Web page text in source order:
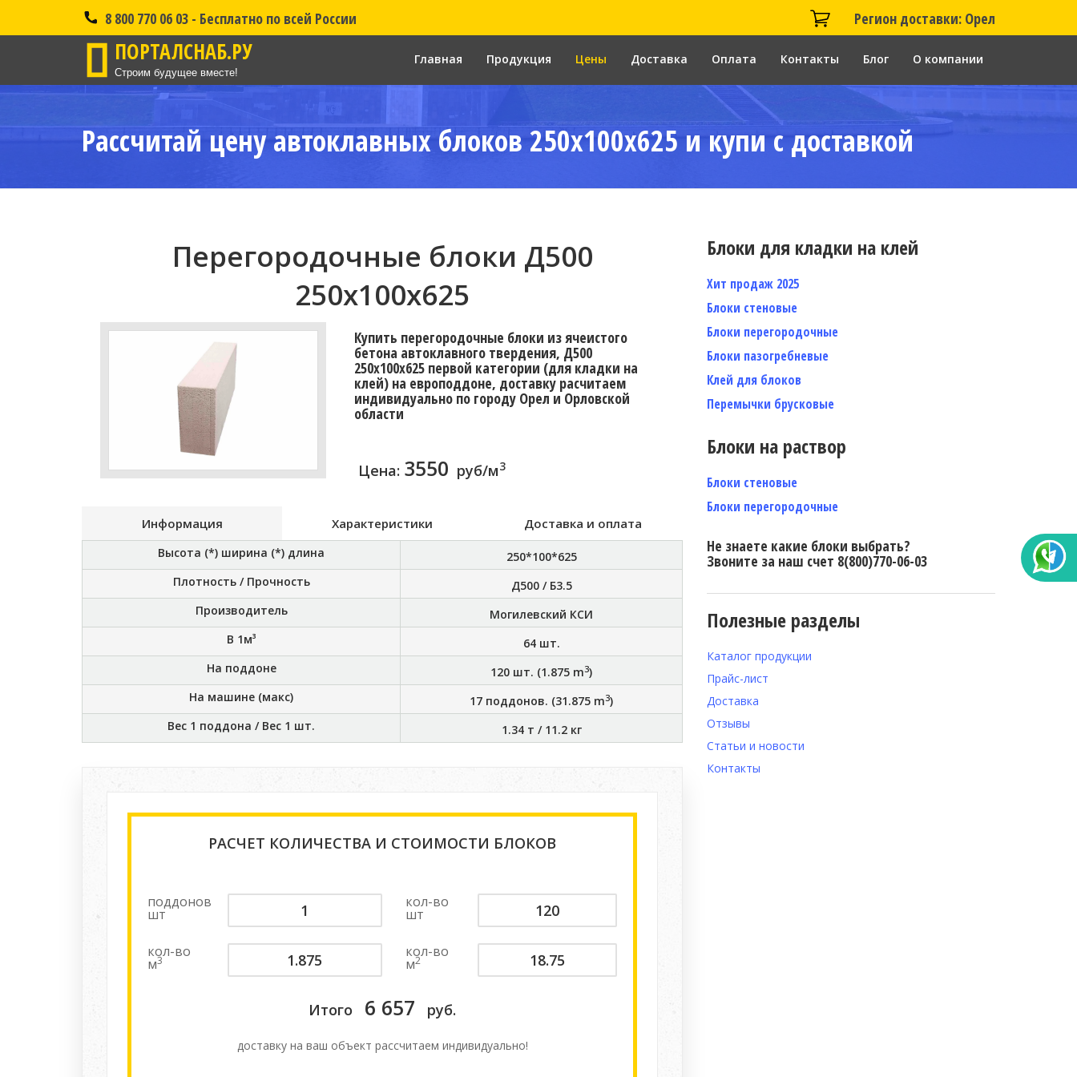
8 800 770 06 03 - Бесплатно по всей России Регион доставки: Орел
ПОРТАЛСНАБ.РУ
Строим будущее вместе!
Главная Продукция Цены Доставка Оплата Контакты Блог О компании
Рассчитай цену автоклавных блоков 250x100x625 и купи с доставкой
Перегородочные блоки Д500
250x100x625
Купить перегородочные блоки из ячеистого
бетона автоклавного твердения, Д500
250x100x625 первой категории (для кладки на
клей) на европоддоне, доставку расчитаем
индивидуально по городу Орел и Орловской
области
Цена: 3550 руб/м3
Информация Характеристики Доставка и оплата
Высота (*) ширина (*) длина
250*100*625
Плотность / Прочность
Д500 / Б3.5
Производитель
Могилевский КСИ
В 1м³
64шт.
На поддоне
120 шт. (1.875 m3)
На машине (макс)
17 поддонов. (31.875 m3)
Вес 1 поддона / Вес 1 шт.
1.34 т / 11.2 кг
РАСЧЕТ КОЛИЧЕСТВА И СТОИМОСТИ БЛОКОВ
поддонов
шт
кол-во
шт
кол-во
м3
кол-во
м2
Итого 6 657 руб.
доставку на ваш объект расcчитаем индивидуально!
Блоки для кладки на клей
Хит продаж 2025
Блоки стеновые
Блоки перегородочные
Блоки пазогребневые
Клей для блоков
Перемычки брусковые
Блоки на раствор
Блоки стеновые
Блоки перегородочные
Не знаете какие блоки выбрать?
Звоните за наш счет 8(800)770-06-03
Полезные разделы
Каталог продукции
Прайс-лист
Доставка
Отзывы
Статьи и новости
Контакты